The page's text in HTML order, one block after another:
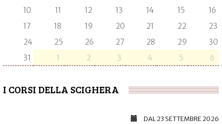
10
11 12 13 14 15
16
17
18 19 20 21 22
23
24
25 26 27 28 29
30
31
1 2 3 4 5 6
I CORSI DELLA SCIGHERA
DAL23 SETTEMBRE 2026